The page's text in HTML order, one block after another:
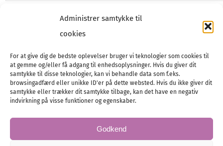
Administrer samtykke til
cookies
For at give dig de bedste oplevelser bruger vi teknologier som cookies til
at gemme og/eller få adgang til enhedsoplysninger. Hvis du giver dit
samtykke til disse teknologier, kan vi behandle data som f.eks.
browsingadfærd eller unikke ID'er på dette websted. Hvis du ikke giver dit
samtykke eller trækker dit samtykke tilbage, kan det have en negativ
indvirkning på visse funktioner og egenskaber.
Godkend